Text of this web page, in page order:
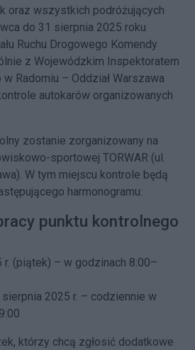
oraz wszystkich podróżujących
do 31 sierpnia 2025 roku
Ruchu Drogowego Komendy
z Wojewódzkim Inspektoratem
Radomiu – Oddział Warszawa
autokarów organizowanych
zostanie zorganizowany na
sportowej TORWAR (ul.
W tym miejscu kontrole będą
harmonogramu:
punktu kontrolnego
r. (piątek) – w godzinach 8:00–
2025 r. – codziennie w
którzy chcą zgłosić dodatkowe